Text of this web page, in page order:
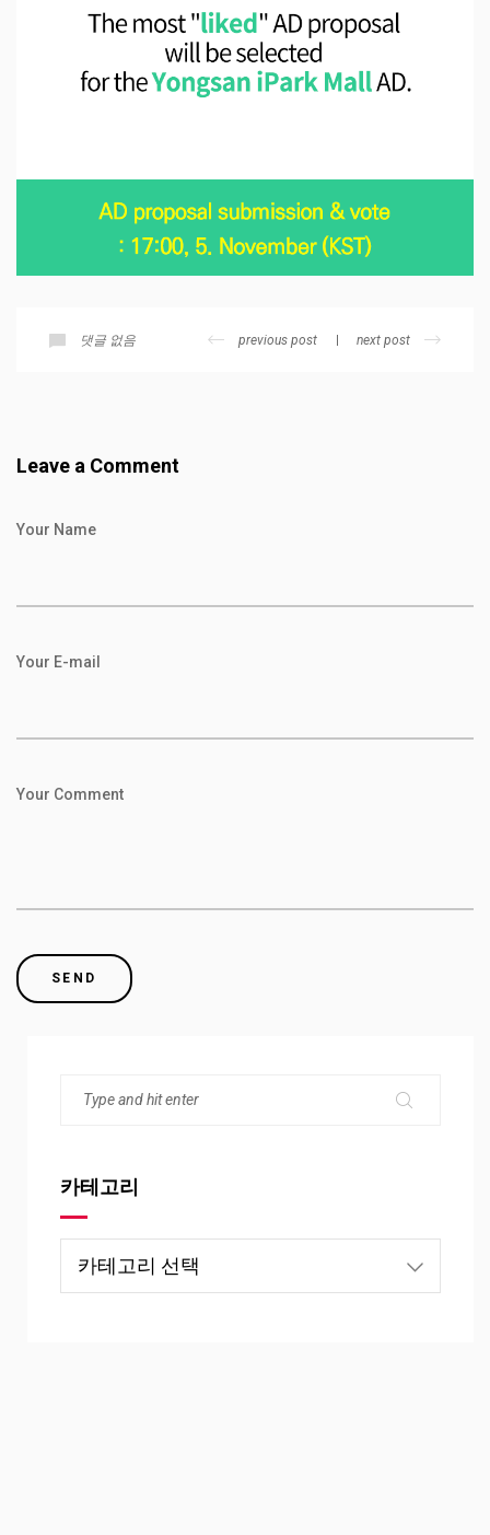
댓글 없음 previous post next post
Leave a Comment
Your Name
Your E-mail
Your Comment
카테고리
고